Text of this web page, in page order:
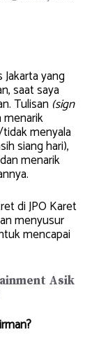
yang
saat saya
Tulisan (sign
menarik
menyala
siang hari),
menarik
di JPO Karet
menyusur
mencapai
Asik